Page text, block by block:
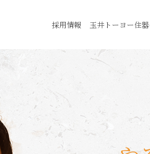
採用情報 玉井トーヨー住